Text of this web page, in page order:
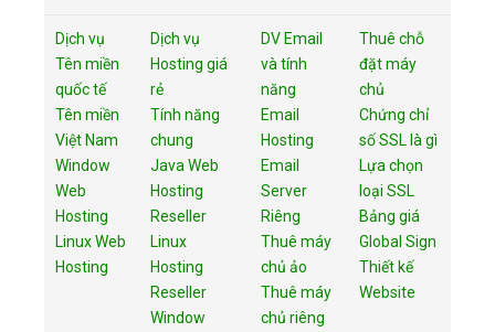
Dịch vụ
Tên miền
quốc tế
Tên miền
Việt Nam
Window
Web
Hosting
Linux Web
Hosting
Dịch vụ
Hosting giá
rẻ
Tính năng
chung
Java Web
Hosting
Reseller
Linux
Hosting
Reseller
Window
DV Email
và tính
năng
Email
Hosting
Email
Server
Riêng
Thuê máy
chủ ảo
Thuê máy
chủ riêng
Thuê chỗ
đặt máy
chủ
Chứng chỉ
số SSL là gì
Lựa chọn
loại SSL
Bảng giá
Global Sign
Thiết kế
Website